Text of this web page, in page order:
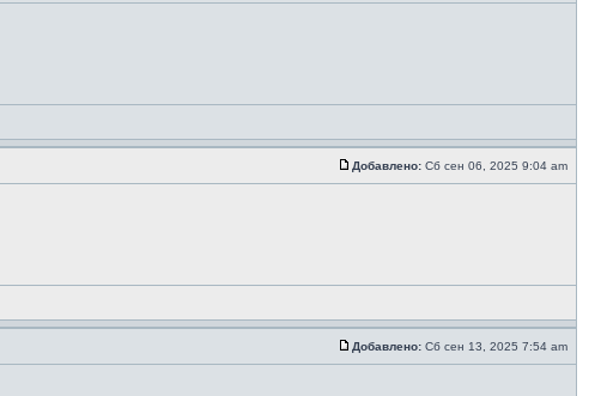
Добавлено: Сб сен 06, 2025 9:04 am
Добавлено: Сб сен 13, 2025 7:54 am